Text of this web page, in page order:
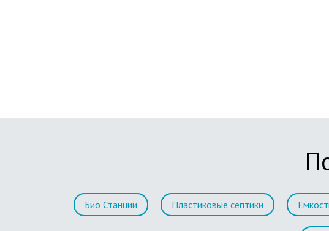
Био Станции Пластиковые септики